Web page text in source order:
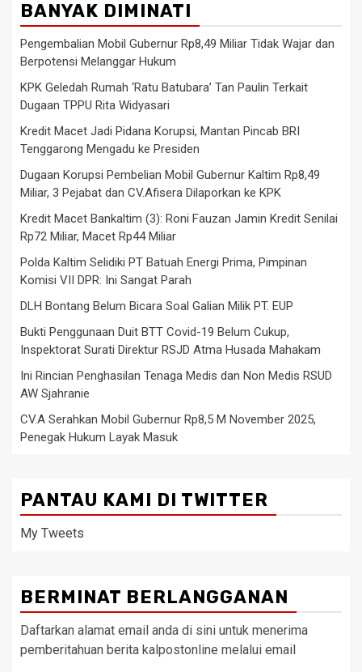
BANYAK DIMINATI
Pengembalian Mobil Gubernur Rp8,49 Miliar Tidak Wajar dan
Berpotensi Melanggar Hukum
KPK Geledah Rumah ‘Ratu Batubara’ Tan Paulin Terkait
Dugaan TPPU Rita Widyasari
Kredit Macet Jadi Pidana Korupsi, Mantan Pincab BRI
Tenggarong Mengadu ke Presiden
Dugaan Korupsi Pembelian Mobil Gubernur Kaltim Rp8,49
Miliar, 3 Pejabat dan CV.Afisera Dilaporkan ke KPK
Kredit Macet Bankaltim (3): Roni Fauzan Jamin Kredit Senilai
Rp72 Miliar, Macet Rp44 Miliar
Polda Kaltim Selidiki PT Batuah Energi Prima, Pimpinan
Komisi VII DPR: Ini Sangat Parah
DLH Bontang Belum Bicara Soal Galian Milik PT. EUP
Bukti Penggunaan Duit BTT Covid-19 Belum Cukup,
Inspektorat Surati Direktur RSJD Atma Husada Mahakam
Ini Rincian Penghasilan Tenaga Medis dan Non Medis RSUD
AW Sjahranie
CV.A Serahkan Mobil Gubernur Rp8,5 M November 2025,
Penegak Hukum Layak Masuk
PANTAU KAMI DI TWITTER
My Tweets
BERMINAT BERLANGGANAN
Daftarkan alamat email anda di sini untuk menerima
pemberitahuan berita kalpostonline melalui email